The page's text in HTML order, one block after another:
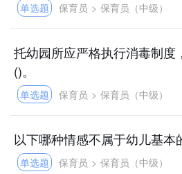
单选题 保育员 > 保育员（中级）
托幼园所应严格执行消毒制度
()。
单选题 保育员 > 保育员（中级）
以下哪种情感不属于幼儿基本
单选题 保育员 > 保育员（中级）